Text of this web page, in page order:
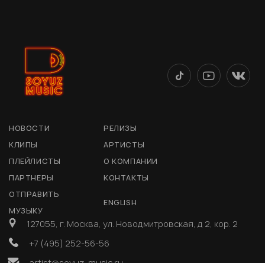
НОВОСТИ
РЕЛИЗЫ
КЛИПЫ
АРТИСТЫ
ПЛЕЙЛИСТЫ
О КОМПАНИИ
ПАРТНЕРЫ
КОНТАКТЫ
ОТПРАВИТЬ
МУЗЫКУ
ENGLISH
127055, г. Москва, ул. Новодмитровская, д 2, кор. 2
+7 (495) 252-56-56